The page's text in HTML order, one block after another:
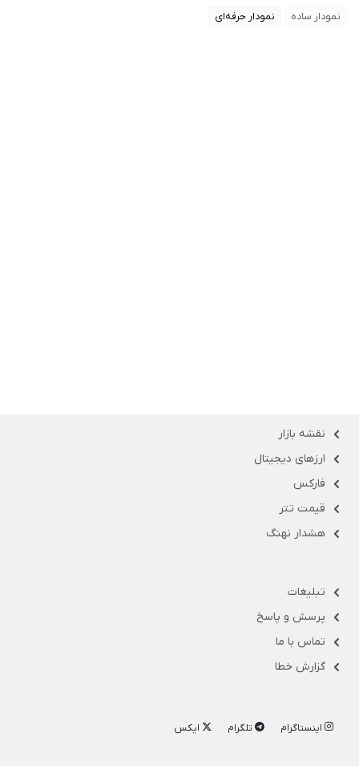
نمودار ساده نمودار حرفه‌ای
نقشه بازار
ارزهای دیجیتال
فارکس
قیمت تتر
هشدار نهنگ
تبلیغات
پرسش و پاسخ
تماس با ما
گزارش خطا
اینستاگرام تلگرام ایکس